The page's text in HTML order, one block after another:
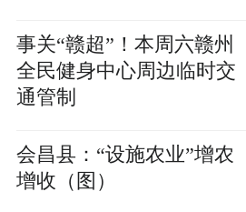
事关“赣超”！本周六赣州
全民健身中心周边临时交
通管制
会昌县：“设施农业”增农
增收（图）